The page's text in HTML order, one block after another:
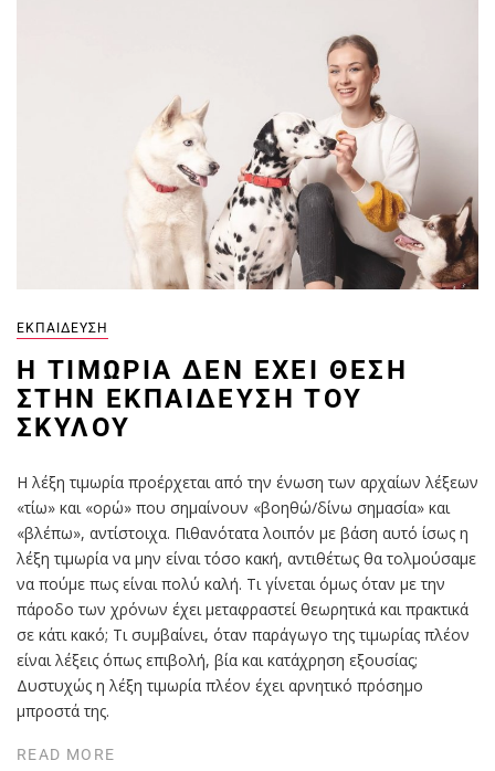
ΕΚΠΑΊΔΕΥΣΗ
Η ΤΙΜΩΡΊΑ ΔΕΝ ΈΧΕΙ ΘΈΣΗ
ΣΤΗΝ ΕΚΠΑΊΔΕΥΣΗ ΤΟΥ
ΣΚΎΛΟΥ
Η λέξη τιμωρία προέρχεται από την ένωση των αρχαίων λέξεων
«τίω» και «ορώ» που σημαίνουν «βοηθώ/δίνω σημασία» και
«βλέπω», αντίστοιχα. Πιθανότατα λοιπόν με βάση αυτό ίσως η
λέξη τιμωρία να μην είναι τόσο κακή, αντιθέτως θα τολμούσαμε
να πούμε πως είναι πολύ καλή. Τι γίνεται όμως όταν με την
πάροδο των χρόνων έχει μεταφραστεί θεωρητικά και πρακτικά
σε κάτι κακό; Τι συμβαίνει, όταν παράγωγο της τιμωρίας πλέον
είναι λέξεις όπως επιβολή, βία και κατάχρηση εξουσίας;
Δυστυχώς η λέξη τιμωρία πλέον έχει αρνητικό πρόσημο
μπροστά της.
READ MORE